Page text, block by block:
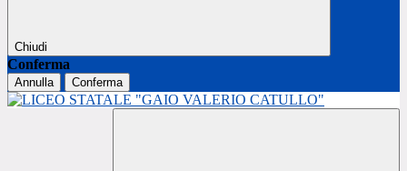
Chiudi
Conferma
Annulla Conferma